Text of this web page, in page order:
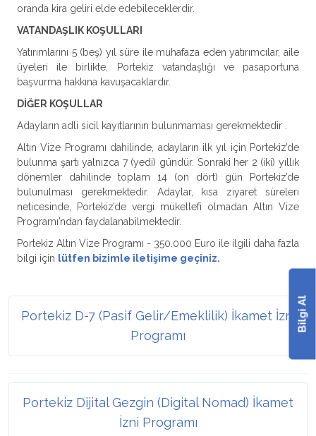
oranda kira geliri elde edebileceklerdir.
VATANDAŞLIK KOŞULLARI
Yatırımlarını 5 (beş) yıl süre ile muhafaza eden yatırımcılar, aile
üyeleri ile birlikte, Portekiz vatandaşlığı ve pasaportuna
başvurma hakkına kavuşacaklardır.
DİĞER KOŞULLAR
Adayların adli sicil kayıtlarının bulunmaması gerekmektedir .
Altın Vize Programı dahilinde, adayların ilk yıl için Portekiz’de
bulunma şartı yalnızca 7 (yedi) gündür. Sonraki her 2 (iki) yıllık
dönemler dahilinde toplam 14 (on dört) gün Portekiz’de
bulunulması gerekmektedir. Adaylar, kısa ziyaret süreleri
neticesinde, Portekiz’de vergi mükellefi olmadan Altın Vize
Programı’ndan faydalanabilmektedir.
Portekiz Altın Vize Programı - 350.000 Euro ile ilgili daha fazla
bilgi için lütfen bizimle iletişime geçiniz.
Portekiz D-7 (Pasif Gelir/Emeklilik) İkamet İzni
Programı
Portekiz Dijital Gezgin (Digital Nomad) İkamet
İzni Programı
Bilgi Al